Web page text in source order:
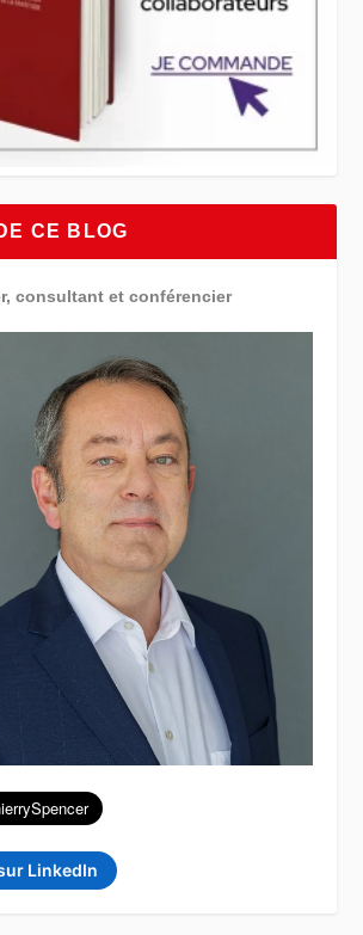
CE BLOG
consultant et conférencier
LinkedIn